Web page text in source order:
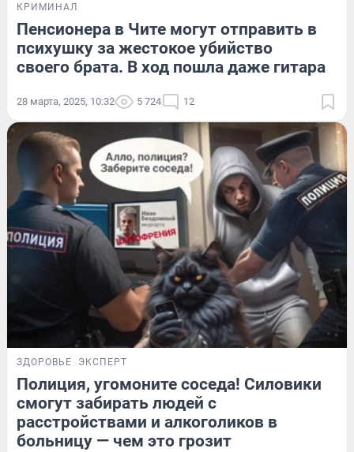
КРИМИНАЛ
Пенсионера в Чите могут отправить в
психушку за жестокое убийство
своего брата. В ход пошла даже гитара
28 марта, 2025, 10:32 5 724 12
ЗДОРОВЬЕ ЭКСПЕРТ
Полиция, угомоните соседа! Силовики
смогут забирать людей с
расстройствами и алкоголиков в
больницу — чем это грозит